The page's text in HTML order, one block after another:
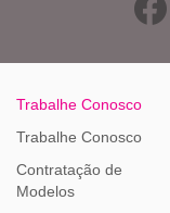
Trabalhe Conosco
Trabalhe Conosco
Contratação de
Modelos